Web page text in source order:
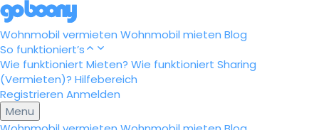
Wohnmobil vermieten Wohnmobil mieten Blog
So funktioniert’s
Wie funktioniert Mieten? Wie funktioniert Sharing
(Vermieten)? Hilfebereich
Registrieren Anmelden
Menu